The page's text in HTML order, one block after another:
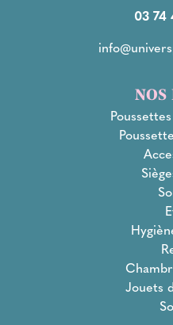
03 74
NOS
Jouets